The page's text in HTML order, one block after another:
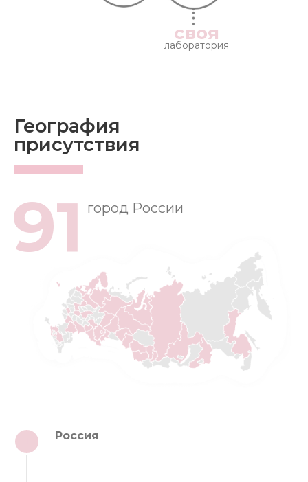
своя
лаборатория
91 город России
География
присутствия
Россия